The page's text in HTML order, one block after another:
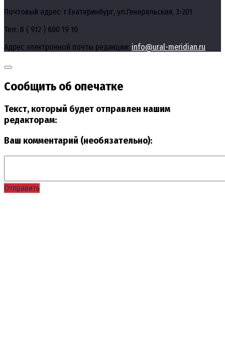
Почтовый адрес: г.Екатеринбург, ул.Генеральская, 3-201
Тел: 8 ( 912 ) 600 19 10
Адрес электронной почты редакции: info@ural-meridian.ru
Сообщить об опечатке
Текст, который будет отправлен нашим
редакторам:
Ваш комментарий (необязательно):
Отправить